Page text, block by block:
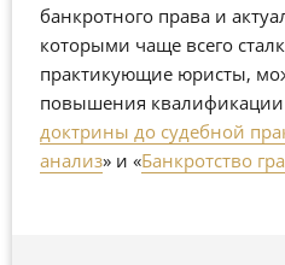
банкротного права и
которыми чаще всего
практикующие юристы,
повышения квалификации
доктрины до судебной
анализ» и «Банкротство